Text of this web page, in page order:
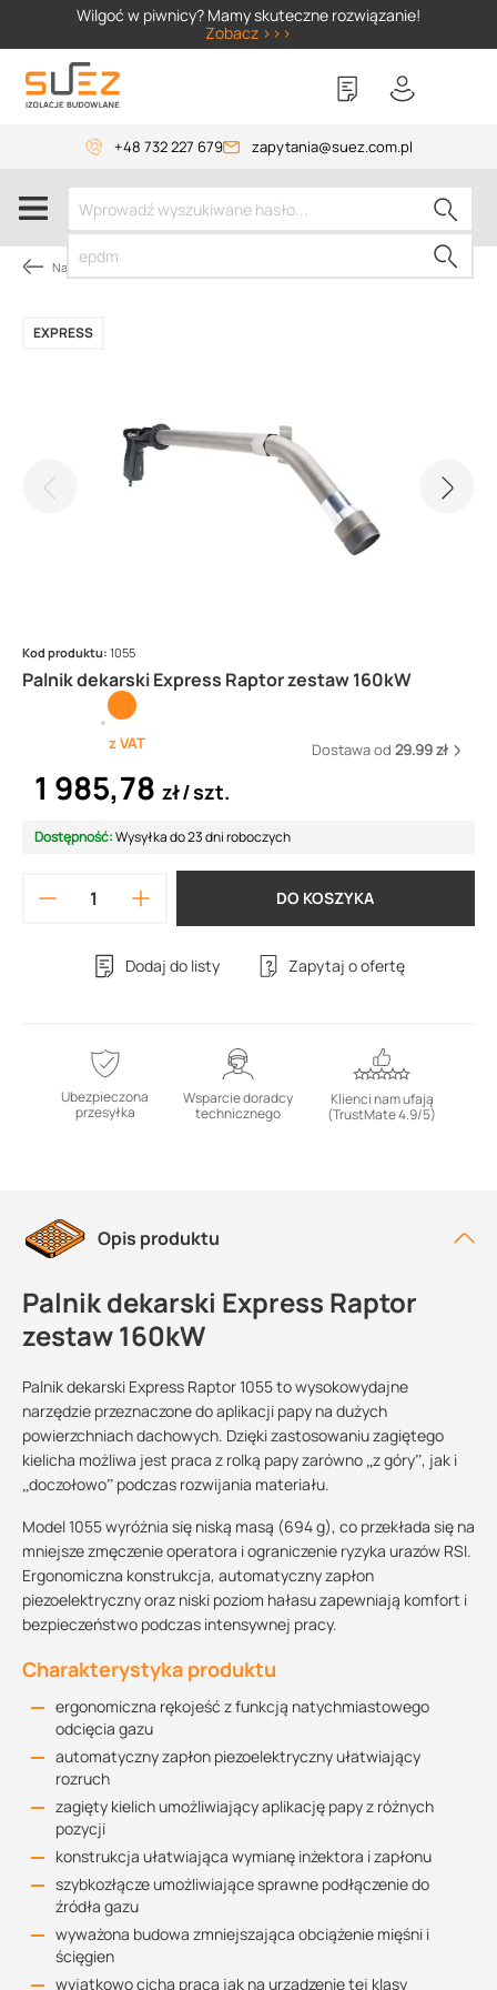
Wilgoć w piwnicy? Mamy skuteczne rozwiązanie!
Zobacz >>>
+48 732 227 679 zapytania@suez.com.pl
Narzędzia dekarskie
Palnik dekarski Express Raptor zestaw 160kW
EXPRESS
Kod produktu: 1055
z VAT Dostawa od 29.99 zł
1 985,78 zł szt.
Dostępność:Wysyłka do 23 dni roboczych
DO KOSZYKA
Dodaj do listy Zapytaj o ofertę
Ubezpieczona
przesyłka
Wsparcie doradcy
technicznego
Klienci nam ufają
(TrustMate 4.9/5)
Opis produktu
Palnik dekarski Express Raptor
zestaw 160kW
Palnik dekarski Express Raptor 1055 to wysokowydajne
narzędzie przeznaczone do aplikacji papy na dużych
powierzchniach dachowych. Dzięki zastosowaniu zagiętego
kielicha możliwa jest praca z rolką papy zarówno „z góry”, jak i
„doczołowo” podczas rozwijania materiału.
Model 1055 wyróżnia się niską masą (694 g), co przekłada się na
mniejsze zmęczenie operatora i ograniczenie ryzyka urazów RSI.
Ergonomiczna konstrukcja, automatyczny zapłon
piezoelektryczny oraz niski poziom hałasu zapewniają komfort i
bezpieczeństwo podczas intensywnej pracy.
Charakterystyka produktu
ergonomiczna rękojeść z funkcją natychmiastowego
odcięcia gazu
automatyczny zapłon piezoelektryczny ułatwiający
rozruch
zagięty kielich umożliwiający aplikację papy z różnych
pozycji
konstrukcja ułatwiająca wymianę inżektora i zapłonu
szybkozłącze umożliwiające sprawne podłączenie do
źródła gazu
wyważona budowa zmniejszająca obciążenie mięśni i
ścięgien
wyjątkowo cicha praca jak na urządzenie tej klasy